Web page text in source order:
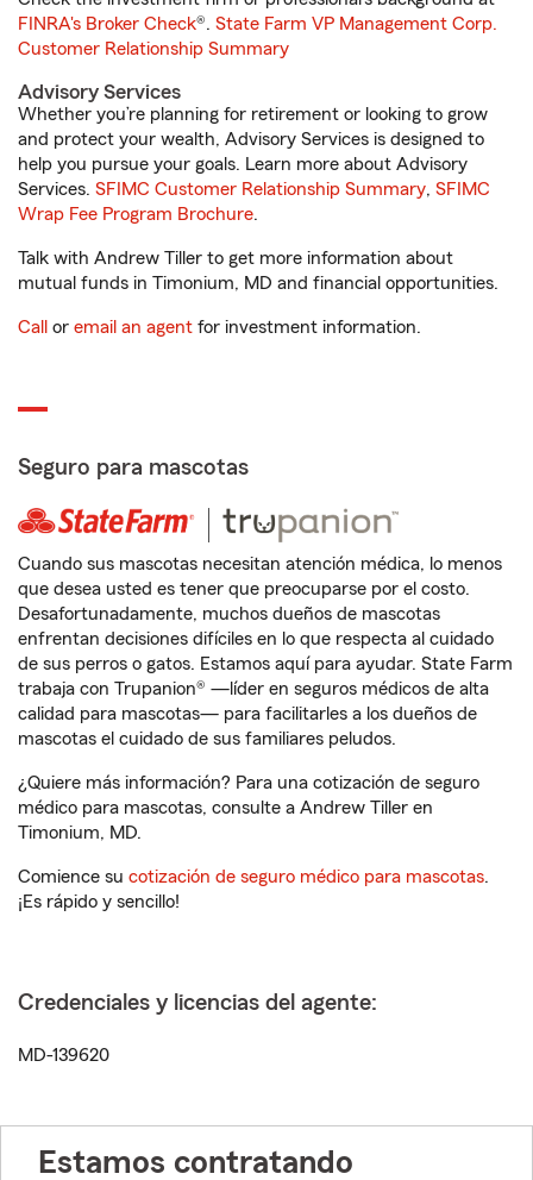
FINRA's Broker Check®. State Farm VP Management Corp.
Customer Relationship Summary
Advisory Services
Whether you’re planning for retirement or looking to grow
and protect your wealth, Advisory Services is designed to
help you pursue your goals. Learn more about Advisory
Services. SFIMC Customer Relationship Summary, SFIMC
Wrap Fee Program Brochure.
Talk with Andrew Tiller to get more information about
mutual funds in Timonium, MD and financial opportunities.
Call or email an agent for investment information.
Seguro para mascotas
Cuando sus mascotas necesitan atención médica, lo menos
que desea usted es tener que preocuparse por el costo.
Desafortunadamente, muchos dueños de mascotas
enfrentan decisiones difíciles en lo que respecta al cuidado
de sus perros o gatos. Estamos aquí para ayudar. State Farm
trabaja con Trupanion® —líder en seguros médicos de alta
calidad para mascotas— para facilitarles a los dueños de
mascotas el cuidado de sus familiares peludos.
¿Quiere más información? Para una cotización de seguro
médico para mascotas, consulte a Andrew Tiller en
Timonium, MD.
Comience su cotización de seguro médico para mascotas.
¡Es rápido y sencillo!
Credenciales y licencias del agente:
MD-139620
Estamos contratando